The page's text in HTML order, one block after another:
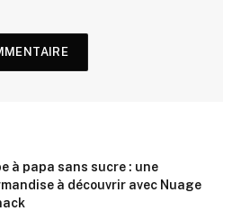
à papa sans sucre : une
à découvrir avec Nuage